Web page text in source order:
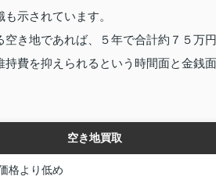
示されています。
き地であれば、５年で合計約７５万円
費を抑えられるという時間面と金銭面
空き地買取
格より低め